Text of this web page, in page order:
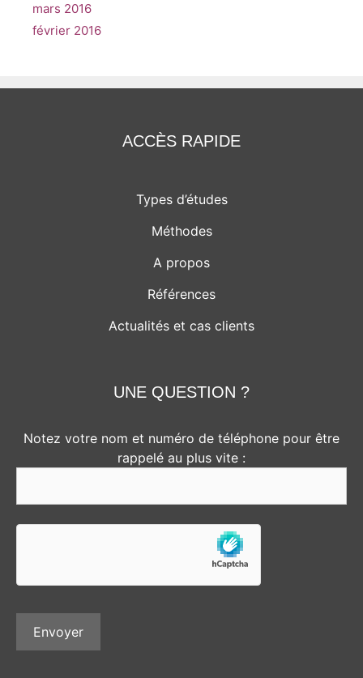
mars 2016
février 2016
ACCÈS RAPIDE
Types d’études
Méthodes
A propos
Références
Actualités et cas clients
UNE QUESTION ?
Notez votre nom et numéro de téléphone pour être
rappelé au plus vite :